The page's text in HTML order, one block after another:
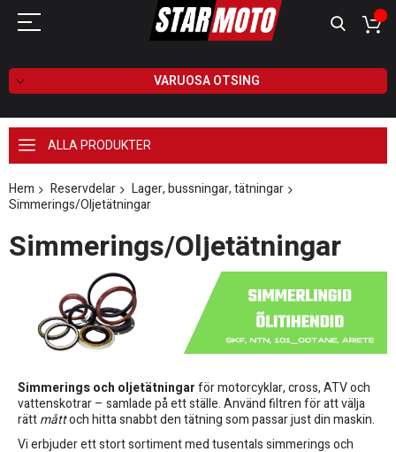
VARUOSA OTSING
ALLA PRODUKTER
Hem Reservdelar
Lager, bussningar, tätningar
Simmerings/Oljetätningar
Simmerings/Oljetätningar
Simmerings och oljetätningarför motorcyklar, cross, ATV och
vattenskotrar – samlade på ett ställe. Använd filtren för att välja
rättmåttoch hitta snabbt den tätning som passar just din maskin.
Vi erbjuder ett stort sortiment med tusentals simmerings och